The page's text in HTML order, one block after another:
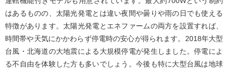
はあるものの、太陽光発電とは違い夜間や曇りや雨の日でも使える
特徴があります。太陽光発電とエネファームの両方を設置すれば、
時間帯や天気にかかわらず停電時の安心が得られます。2018年大型
台風・北海道の大地震による大規模停電が発生しました。停電によ
る不自由を体験した方も多いでしょう。今後も特に大型台風は地球